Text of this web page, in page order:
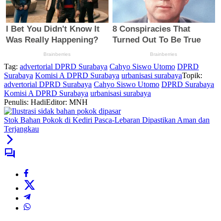
Tag: advertorial DPRD Surabaya Cahyo Siswo Utomo DPRD
Surabaya Komisi A DPRD Surabaya urbanisasi surabayaTopik:
advertorial DPRD Surabaya Cahyo Siswo Utomo DPRD Surabaya
Komisi A DPRD Surabaya urbanisasi surabaya
Penulis: HadiEditor: MNH
Stok Bahan Pokok di Kediri Pasca-Lebaran Dipastikan Aman dan
Terjangkau